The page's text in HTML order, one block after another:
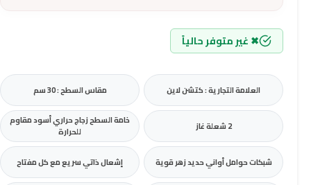
✖ غير متوفر حالياً
العلامة التجارية : كتشن لاين مقاس السطح : 30 سم
2 شعلة غاز
خامة السطح زجاج حراري أسود مقاوم
للحرارة
شبكات حوامل أواني حديد زهر قوية إشعال ذاتي سريع مع كل مفتاح